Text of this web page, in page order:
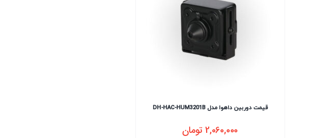
قیمت دوربین داهوا مدل DH-HAC-HUM3201B
2,060,000تومان